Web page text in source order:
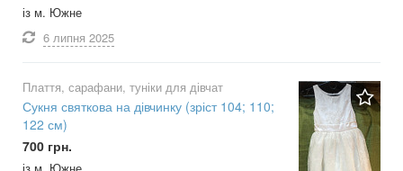
із м. Южне
6 липня 2025
Плаття, сарафани, туніки для дівчат
Сукня святкова на дівчинку (зріст 104; 110;
122 см)
700 грн.